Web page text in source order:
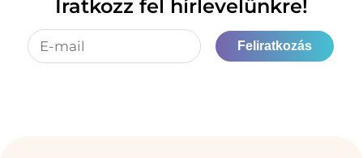
Iratkozz fel hírlevelünkre!
Feliratkozás